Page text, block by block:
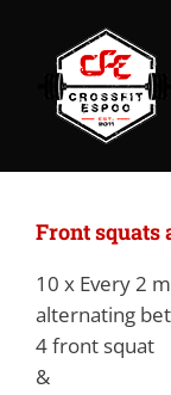
content
Front squats
10 x Every 2
alternating
4 front squat
&